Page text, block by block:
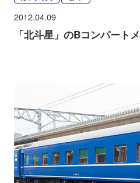
2012.04.09
「北斗星」のBコンパート